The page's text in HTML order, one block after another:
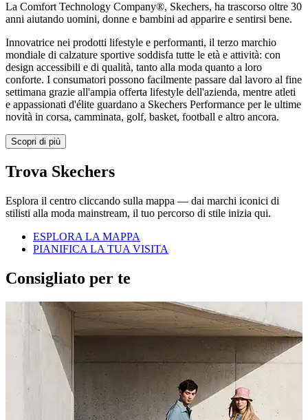
La Comfort Technology Company®, Skechers, ha trascorso oltre 30
anni aiutando uomini, donne e bambini ad apparire e sentirsi bene.
Innovatrice nei prodotti lifestyle e performanti, il terzo marchio
mondiale di calzature sportive soddisfa tutte le età e attività: con
design accessibili e di qualità, tanto alla moda quanto a loro
conforte. I consumatori possono facilmente passare dal lavoro al fine
settimana grazie all'ampia offerta lifestyle dell'azienda, mentre atleti
e appassionati d'élite guardano a Skechers Performance per le ultime
novità in corsa, camminata, golf, basket, football e altro ancora.
Scopri di più
Trova Skechers
Esplora il centro cliccando sulla mappa — dai marchi iconici di
stilisti alla moda mainstream, il tuo percorso di stile inizia qui.
ESPLORA LA MAPPA
PIANIFICA LA TUA VISITA
Consigliato per te